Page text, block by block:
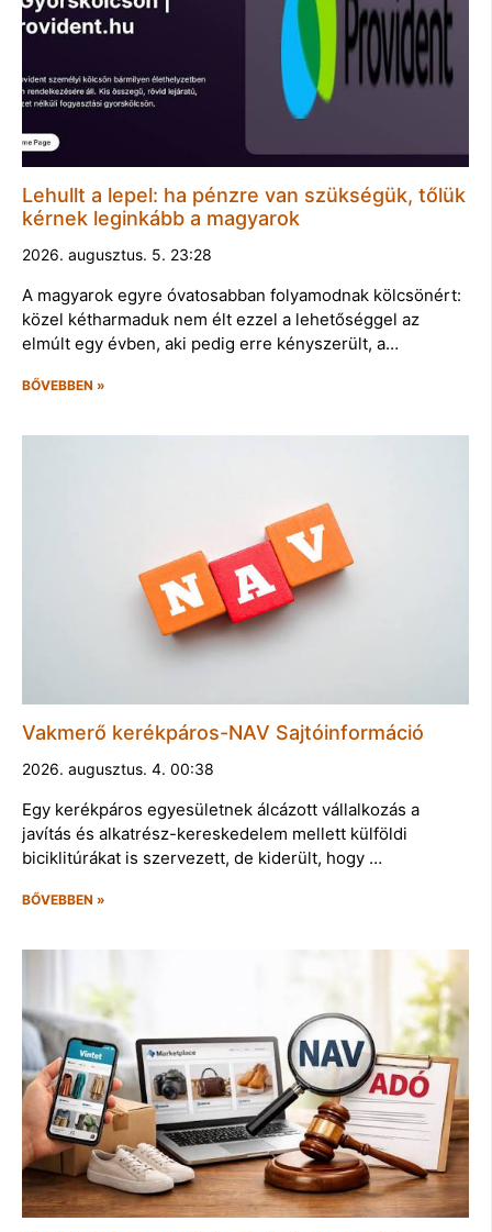
Lehullt a lepel: ha pénzre van szükségük, tőlük
kérnek leginkább a magyarok
2026. augusztus. 5. 23:28
A magyarok egyre óvatosabban folyamodnak kölcsönért:
közel kétharmaduk nem élt ezzel a lehetőséggel az
elmúlt egy évben, aki pedig erre kényszerült, a…
BŐVEBBEN »
Vakmerő kerékpáros-NAV Sajtóinformáció
2026. augusztus. 4. 00:38
Egy kerékpáros egyesületnek álcázott vállalkozás a
javítás és alkatrész-kereskedelem mellett külföldi
biciklitúrákat is szervezett, de kiderült, hogy …
BŐVEBBEN »